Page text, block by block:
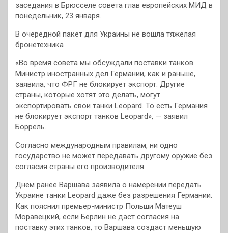
заседания в Брюсселе совета глав европейских МИД в
понедельник, 23 января.
В очередной пакет для Украины не вошла тяжелая
бронетехника
«Во время совета мы обсуждали поставки танков.
Министр иностранных дел Германии, как и раньше,
заявила, что ФРГ не блокирует экспорт. Другие
страны, которые хотят это делать, могут
экспортировать свои танки Leopard. То есть Германия
не блокирует экспорт танков Leopard», — заявил
Боррель.
Согласно международным правилам, ни одно
государство не может передавать другому оружие без
согласия страны его производителя.
Днем ранее Варшава заявила о намерении передать
Украине танки Leopard даже без разрешения Германии.
Как пояснил премьер-министр Польши Матеуш
Моравецкий, если Берлин не даст согласия на
поставку этих танков, то Варшава создаст меньшую